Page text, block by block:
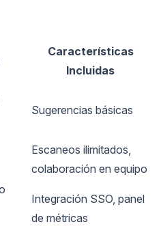
Características
Incluidas
Sugerencias básicas
Escaneos ilimitados,
colaboración en equipo
Integración SSO, panel
de métricas